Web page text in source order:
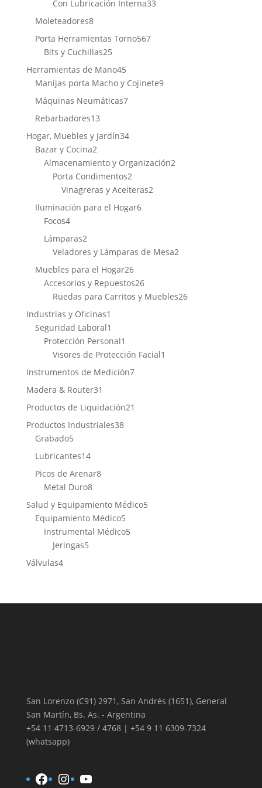
productos
Con Lubricación Interna3333
Moleteadores88
productos
Porta Herramientas Torno567567
Bits y Cuchillas2525
productos
Herramientas de Mano4545
productos
Manijas porta Macho y Cojinete99
Máquinas Neumáticas77
Rebarbadores1313
productos
Hogar, Muebles y Jardín3434
Bazar y Cocina22
productos
Almacenamiento y Organización22
Porta Condimentos22
productos
Vinagreras y Aceiteras22
Iluminación para el Hogar66
Focos44
productos
Lámparas22
productos
Veladores y Lámparas de Mesa22
Muebles para el Hogar2626
productos
Accesorios y Repuestos2626
productos
Ruedas para Carritos y Muebles2626
Industrias y Oficinas1
Seguridad Laboral1
producto
Protección Personal1
producto
Visores de Protección Facial1
Instrumentos de Medición77
Madera & Router31
productos
Productos de Liquidación21
Productos Industriales3838
Grabado55
productos
Lubricantes1414
productos
Picos de Arenar88
Metal Duro88
productos
Salud y Equipamiento Médico55
Equipamiento Médico55
productos
Instrumental Médico55
Jeringas55
Válvulas44
San Lorenzo (C91) 2971, San Andrés (1651), General
San Martín, Bs. As. - Argentina
+54 11 4713-6929 / 4768 | +54 9 11 6309-7324
(whatsapp)
Facebook
Instagram
YouTube